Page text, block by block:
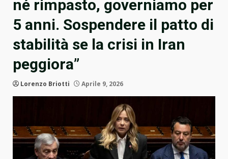
né rimpasto, governiamo per
5 anni. Sospendere il patto di
stabilità se la crisi in Iran
peggiora”
Lorenzo Briotti Aprile 9, 2026